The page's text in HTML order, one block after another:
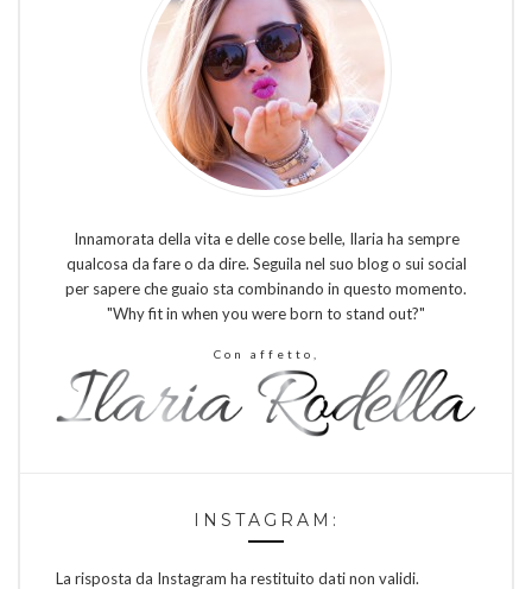
Innamorata della vita e delle cose belle, Ilaria ha sempre
qualcosa da fare o da dire. Seguila nel suo blog o sui social
per sapere che guaio sta combinando in questo momento.
"Why fit in when you were born to stand out?"
Con affetto,
INSTAGRAM:
La risposta da Instagram ha restituito dati non validi.